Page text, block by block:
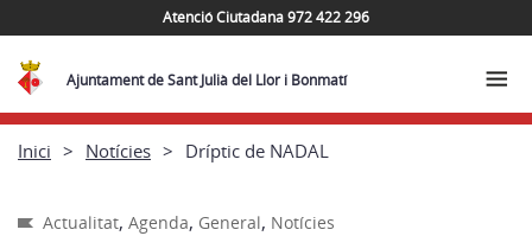
Atenció Ciutadana 972 422 296
Ajuntament de Sant Julià del Llor i Bonmatí
Inici Notícies Dríptic de NADAL
Actualitat, Agenda, General, Notícies